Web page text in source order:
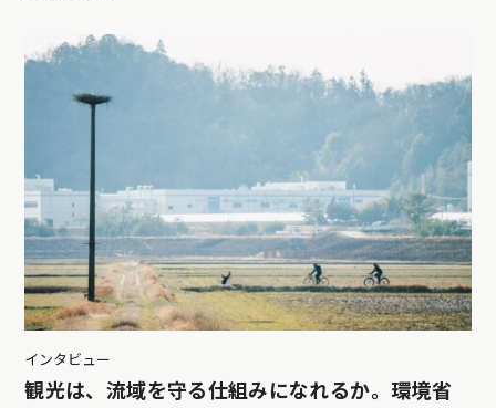
インタビュー
観光は、流域を守る仕組みになれるか。環境省